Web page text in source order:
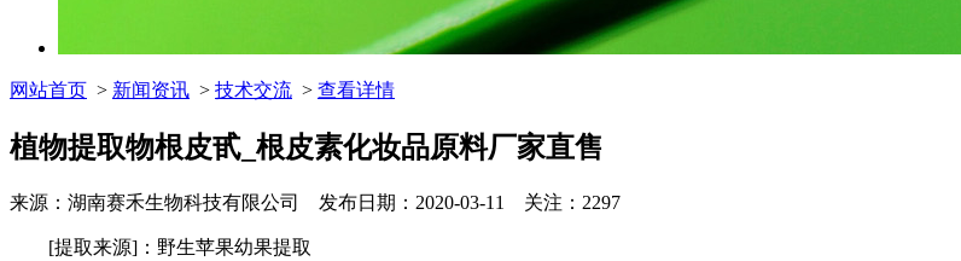
网站首页 > 新闻资讯 > 技术交流 > 查看详情
植物提取物根皮甙_根皮素化妆品原料厂家直售
来源：湖南赛禾生物科技有限公司 发布日期：2020-03-11 关注： 2297
[提取来源]：野生苹果幼果提取